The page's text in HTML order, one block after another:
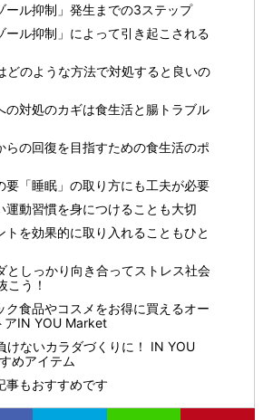
ール抑制」発生までの3ステップ
ール抑制」によって引き起こされる
どのような方法で対処すると良いの
の対処のカギは食生活と腸トラブル
らの回復を目指すための食生活のポ
要「睡眠」の取り方にも工夫が必要
運動習慣を身につけることも大切
トを効果的に取り入れることもひと
としっかり向き合ってストレス社会
こう！
ク食品やコスメをお得に買えるオー
アIN YOU Market
けないカラダづくりに！ IN YOU
めアイテム
事もおすすめです